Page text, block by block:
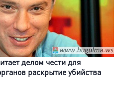
делом чести для
раскрытие убийства